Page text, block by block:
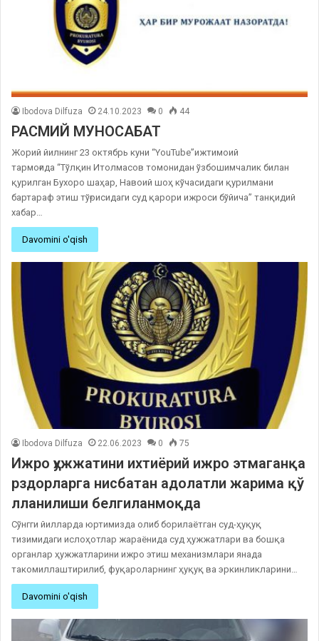
Ibodova Dilfuza 24.10.2023 0 44
РАСМИЙ МУНОСАБАТ
Жорий йилнинг 23 октябрь куни “YouTube”ижтимоий
тармоғида “Тўлқин Итолмасов томонидан ўзбошимчалик билан
қурилган Бухоро шаҳар, Навоий шоҳ кўчасидаги қурилмани
бартараф этиш тўғрисидаги суд қарори ижроси бўйича” танқидий
хабар…
Davomini o'qish
Ibodova Dilfuza 22.06.2023 0 75
Ижро ҳужжатини ихтиёрий ижро этмаганқа
рздорларга нисбатан адолатли жарима қў
лланилиши белгиланмоқда
Сўнгги йилларда юртимизда олиб борилаётган суд-ҳуқуқ
тизимидаги ислоҳотлар жараёнида суд ҳужжатлари ва бошқа
органлар ҳужжатларини ижро этиш механизмлари янада
такомиллаштирилиб, фуқароларнинг ҳуқуқ ва эркинликларини…
Davomini o'qish